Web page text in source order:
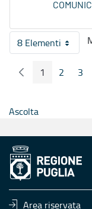
8 ElementiPer pagina
Pagina Precedente
Pagina
1 Pagina
2 3
Ascolta
Area riservata